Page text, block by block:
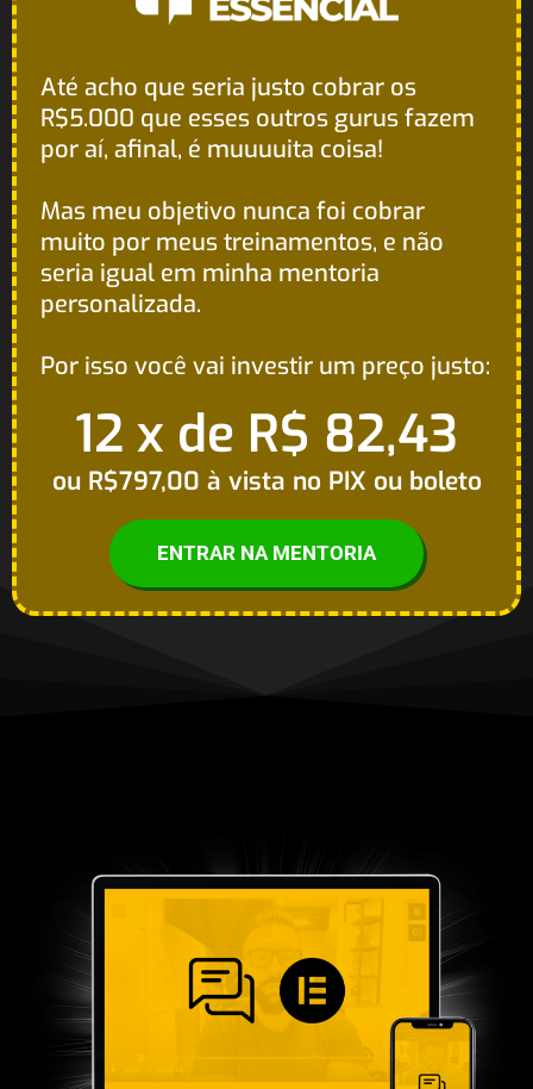
Até acho que seria justo cobrar os
R$5.000 que esses outros gurus fazem
por aí, afinal, é muuuuita coisa!
Mas meu objetivo nunca foi cobrar
muito por meus treinamentos, e não
seria igual em minha mentoria
personalizada.
Por isso você vai investir um preço justo:
12 x de R$ 82,43
ou R$797,00 à vista no PIX ou boleto
ENTRAR NA MENTORIA